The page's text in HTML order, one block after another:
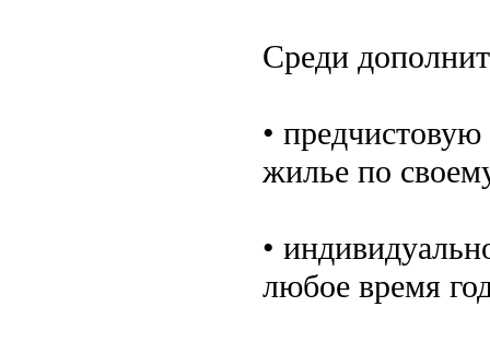
Среди
•
жилье по
•
любое время